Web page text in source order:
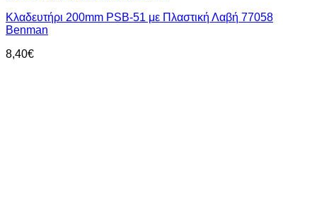
Κλαδευτήρι 200mm PSB-51 με Πλαστική Λαβή 77058
Benman
8,40€